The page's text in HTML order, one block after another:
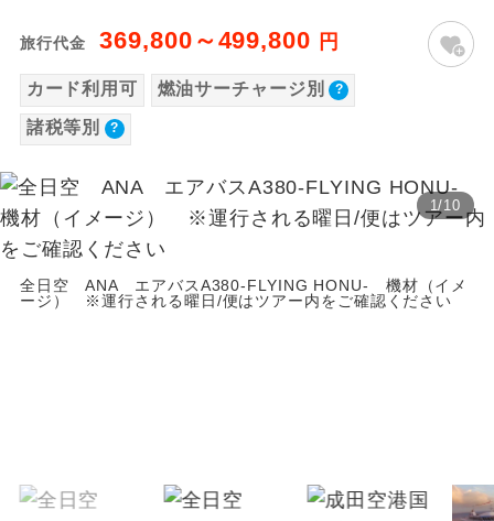
旅行代金 369,800～499,800 円
カード利用可 燃油サーチャージ別
諸税等別
1/10
全日空 ANA エアバスA380-FLYING HONU- 機材（イメ
ージ） ※運行される曜日/便はツアー内をご確認ください
【海外空港諸税等】
旅行代金に各国空港の旅客サービス施設使用
料と空港税等は含まれておりません。別途お
支払いが必要となります。
15,250円、子供（2歳以上12歳未満）15,250
円、幼児11,510円
2026/9/22〜2026/11/21 大人（12歳以上）
15,250円、子供（2歳以上12歳未満）15,250
円、幼児11,510円
11,510円
温泉 温泉地にも宿泊するコースです。
露天風呂
ご宿泊ホテルに露天風呂が付いていま
全食事付き
全てのお食事が付いていますので、お食
す。